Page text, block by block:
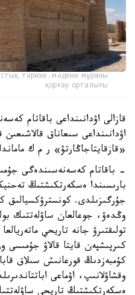
тарихи-мәдени мұраны
қорғау орталығы
قازالى اۋدانىنداعى باقاتام
اۋدانىنداعى سىعاناق قالاشىعىن
«قازقايتاجاڭارتۋ» ر م ك
- باقاتام كەسەنەسىندەگى
بارىسىندا ەسكەرتكىشتىڭ
جۇرگىزىلدى. كونسترۋكسيالىق
وڭدەۋ، جوعالعان ساۋلەتتىك
تولىقتىرۋ جانە تاريحي
كىرپىشپەن قايتا قالاۋ جۇمىسى
كۇمبەزدىڭ قورعانىش سىلاق
وقشاۋلانىپ، اۋماعى